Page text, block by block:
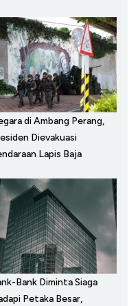
di Ambang Perang,
Dievakuasi
Lapis Baja
Bank Diminta Siaga
Petaka Besar,